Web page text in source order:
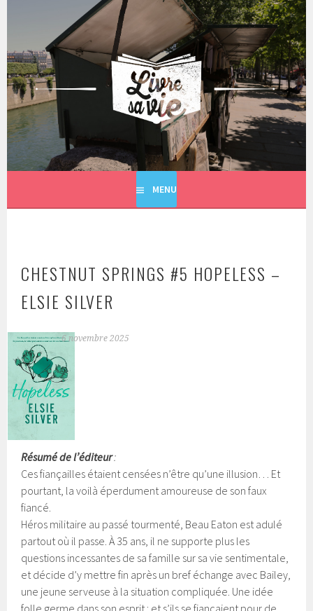
principal
LIVRE SA VIE
MENU
CHESTNUT SPRINGS #5 HOPELESS –
ELSIE SILVER
6 novembre 2025
Résumé de l’éditeur:
Ces fiançailles étaient censées n’être qu’une illusion… Et
pourtant, la voilà éperdument amoureuse de son faux
fiancé.
Héros militaire au passé tourmenté, Beau Eaton est adulé
partout où il passe. À 35 ans, il ne supporte plus les
questions incessantes de sa famille sur sa vie sentimentale,
et décide d’y mettre fin après un bref échange avec Bailey,
une jeune serveuse à la situation compliquée. Une idée